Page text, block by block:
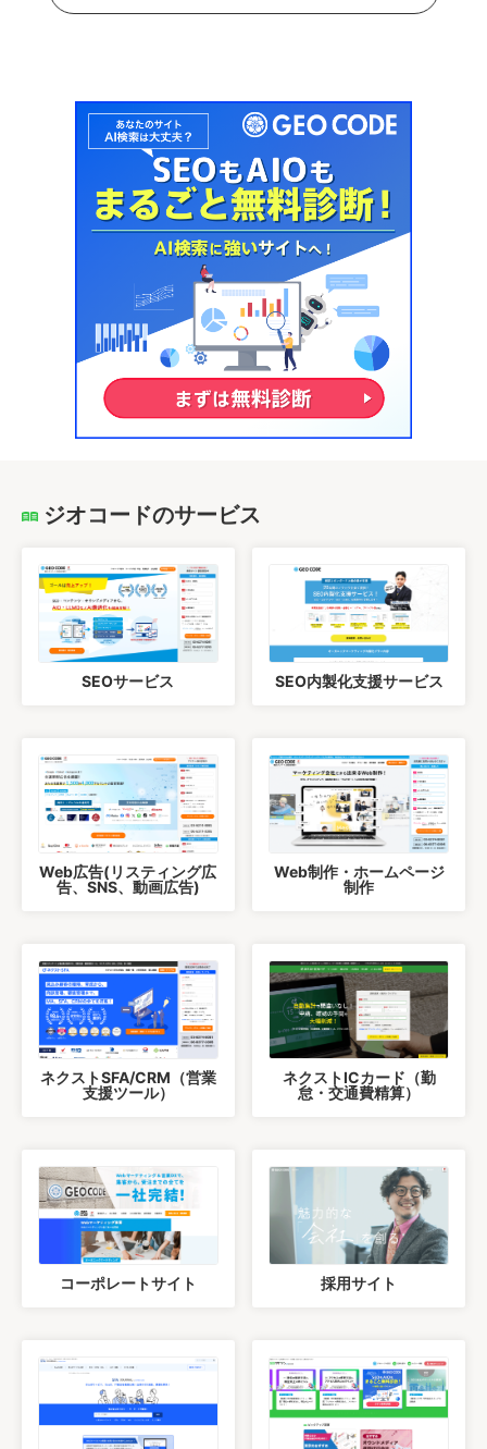
ジオコードのサービス
SEOサービス SEO内製化支援サービス
Web広告(リスティング広
告、SNS、動画広告)
Web制作・ホームページ
制作
ネクストSFA/CRM（営業
支援ツール）
ネクストICカード（勤
怠・交通費精算）
コーポレートサイト 採用サイト